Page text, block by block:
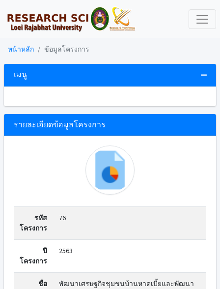
หน้าหลัก ข้อมูลโครงการ
เมนู
รายละเอียดข้อมูลโครงการ
รหัส
โครงการ
76
ปี
โครงการ
2563
ชื่อ
พัฒนาเศรษฐกิจชุมชนบ้านหาดเบี้ยและพัฒนา